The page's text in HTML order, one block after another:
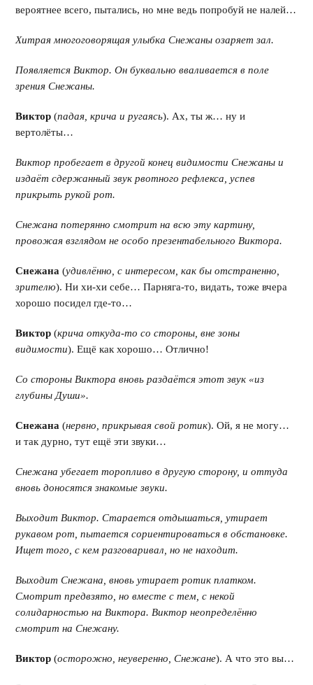
вероятнее всего, пытались, но мне ведь попробуй не налей…
Хитрая многоговорящая улыбка Снежаны озаряет зал.
Появляется Виктор. Он буквально вваливается в поле
зрения Снежаны.
Виктор(падая, крича и ругаясь). Ах, ты ж… ну и
вертолёты…
Виктор пробегает в другой конец видимости Снежаны и
издаёт сдержанный звук рвотного рефлекса, успев
прикрыть рукой рот.
Снежана потерянно смотрит на всю эту картину,
провожая взглядом не особо презентабельного Виктора.
Снежана(удивлённо, с интересом, как бы отстраненно,
зрителю). Ни хи-хи себе… Парняга-то, видать, тоже вчера
хорошо посидел где-то…
Виктор(крича откуда-то со стороны, вне зоны
видимости). Ещё как хорошо… Отлично!
Со стороны Виктора вновь раздаётся этот звук «из
глубины Души».
Снежана(нервно, прикрывая свой ротик). Ой, я не могу…
и так дурно, тут ещё эти звуки…
Снежана убегает торопливо в другую сторону, и оттуда
вновь доносятся знакомые звуки.
Выходит Виктор. Старается отдышаться, утирает
рукавом рот, пытается сориентироваться в обстановке.
Ищет того, с кем разговаривал, но не находит.
Выходит Снежана, вновь утирает ротик платком.
Смотрит предвзято, но вместе с тем, с некой
солидарностью на Виктора. Виктор неопределённо
смотрит на Снежану.
Виктор(осторожно, неуверенно, Снежане). А что это вы…